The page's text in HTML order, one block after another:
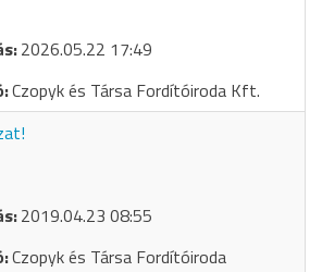
2026.05.22 17:49
Czopyk és Társa Fordítóiroda Kft.
2019.04.23 08:55
Czopyk és Társa Fordítóiroda